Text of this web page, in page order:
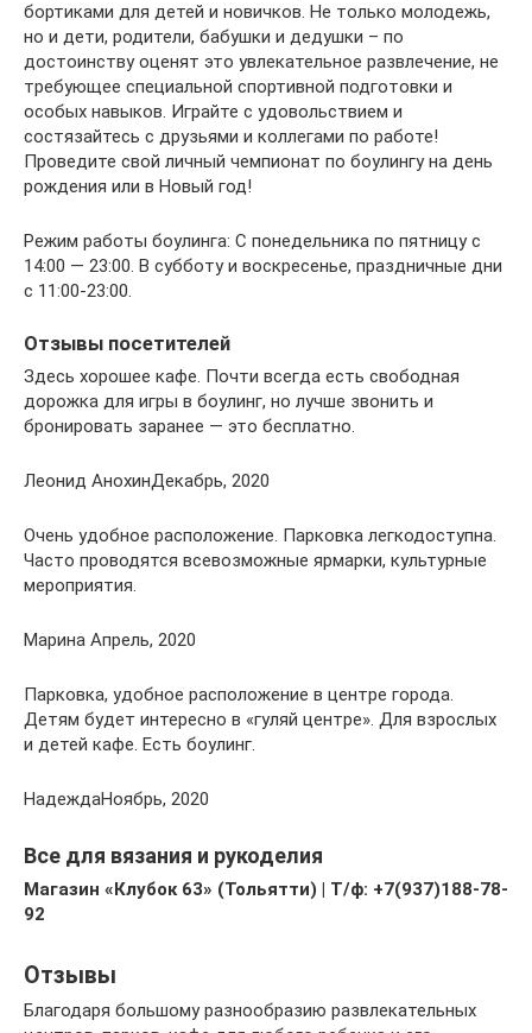
бортиками для детей и новичков. Не только молодежь,
но и дети, родители, бабушки и дедушки – по
достоинству оценят это увлекательное развлечение, не
требующее специальной спортивной подготовки и
особых навыков. Играйте с удовольствием и
состязайтесь с друзьями и коллегами по работе!
Проведите свой личный чемпионат по боулингу на день
рождения или в Новый год!
Режим работы боулинга: С понедельника по пятницу с
14:00 — 23:00. В субботу и воскресенье, праздничные дни
с 11:00-23:00.
Отзывы посетителей
Здесь хорошее кафе. Почти всегда есть свободная
дорожка для игры в боулинг, но лучше звонить и
бронировать заранее — это бесплатно.
Леонид АнохинДекабрь, 2020
Очень удобное расположение. Парковка легкодоступна.
Часто проводятся всевозможные ярмарки, культурные
мероприятия.
Марина Апрель, 2020
Парковка, удобное расположение в центре города.
Детям будет интересно в «гуляй центре». Для взрослых
и детей кафе. Есть боулинг.
НадеждаНоябрь, 2020
Все для вязания и рукоделия
Магазин «Клубок 63» (Тольятти) | Т/ф: +7(937)188-78-
92
Отзывы
Благодаря большому разнообразию развлекательных